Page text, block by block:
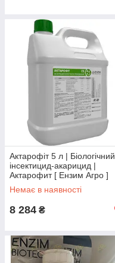
Актарофіт 5 л | Біологічний
інсектицид-акарицид |
Актарофит [ Ензим Агро ]
Немає в наявності
8 284 ₴